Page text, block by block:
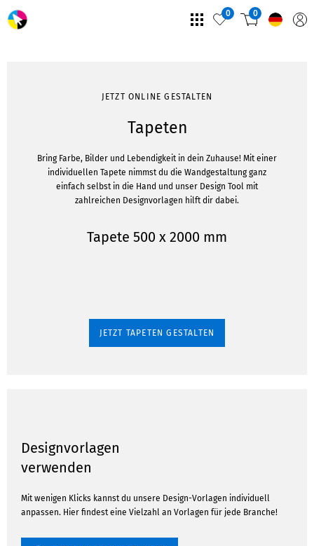
0 0
JETZT ONLINE GESTALTEN
Tapeten
Bring Farbe, Bilder und Lebendigkeit in dein Zuhause! Mit einer
individuellen Tapete nimmst du die Wandgestaltung ganz
einfach selbst in die Hand und unser Design Tool mit
zahlreichen Designvorlagen hilft dir dabei.
Tapete 500 x 2000 mm
JETZT TAPETEN GESTALTEN
Designvorlagen
verwenden
Mit wenigen Klicks kannst du unsere Design-Vorlagen individuell
anpassen. Hier findest eine Vielzahl an Vorlagen für jede Branche!